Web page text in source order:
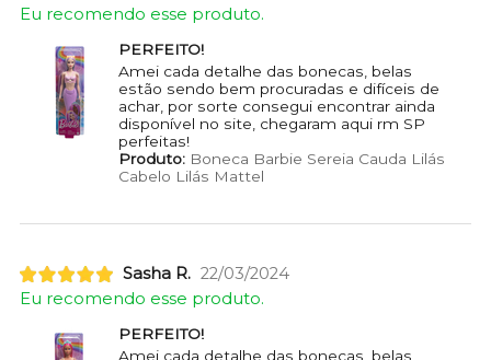
Eu recomendo esse produto.
PERFEITO!
Amei cada detalhe das bonecas, belas
estão sendo bem procuradas e difíceis de
achar, por sorte consegui encontrar ainda
disponível no site, chegaram aqui rm SP
perfeitas!
Produto:Boneca Barbie Sereia Cauda Lilás
Cabelo Lilás Mattel
Sasha R. 22/03/2024
Eu recomendo esse produto.
PERFEITO!
Amei cada detalhe das bonecas, belas